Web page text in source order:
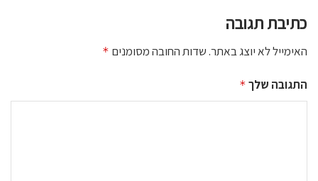
כתיבת תגובה
האימייל לא יוצג באתר.שדות החובה מסומנים *
התגובה שלך *